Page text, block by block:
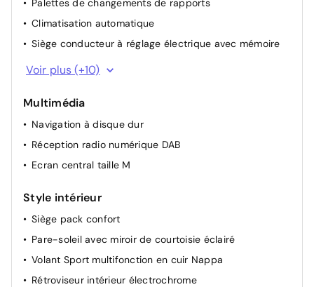
Palettes de changements de rapports
Climatisation automatique
Siège conducteur à réglage électrique avec mémoire
Pack mémoire (siège conducteur, colonne de direction
et rétroviseurs)
Rétroviseurs extérieurs rabattables électriquement
Sélecteur de programme de conduite (agility select)
Pack stationnement
Hayon EASY-PACK à ouverture/fermeture automatique
Pack Rétroviseurs
Pack keyless-go
Câble de recharge pour prise domestique
Câble de recharge rapide à domicile (22 kW) ou sur
borne publique (43 kW)
Voir plus (+10)
Multimédia
Navigation à disque dur
Réception radio numérique DAB
Ecran central taille M
Style intérieur
Siège pack confort
Pare-soleil avec miroir de courtoisie éclairé
Volant Sport multifonction en cuir Nappa
Rétroviseur intérieur électrochrome